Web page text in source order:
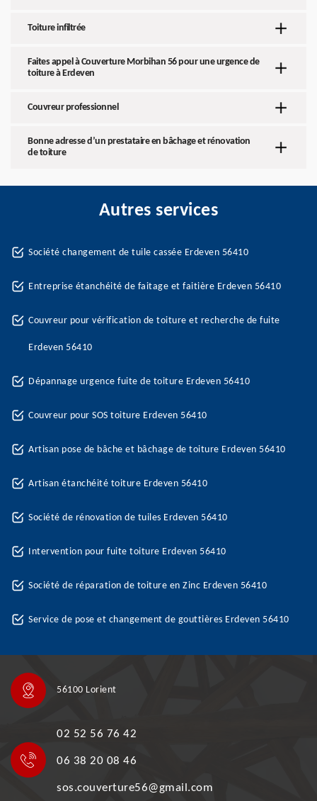
Toiture infiltrée
Faites appel à Couverture Morbihan 56 pour une urgence de
toiture à Erdeven
Couvreur professionnel
Bonne adresse d’un prestataire en bâchage et rénovation
de toiture
Autres services
Société changement de tuile cassée Erdeven 56410
Entreprise étanchéité de faitage et faitière Erdeven 56410
Couvreur pour vérification de toiture et recherche de fuite
Erdeven 56410
Dépannage urgence fuite de toiture Erdeven 56410
Couvreur pour SOS toiture Erdeven 56410
Artisan pose de bâche et bâchage de toiture Erdeven 56410
Artisan étanchéité toiture Erdeven 56410
Société de rénovation de tuiles Erdeven 56410
Intervention pour fuite toiture Erdeven 56410
Société de réparation de toiture en Zinc Erdeven 56410
Service de pose et changement de gouttières Erdeven 56410
56100 Lorient
02 52 56 76 42
06 38 20 08 46
sos.couverture56@gmail.com